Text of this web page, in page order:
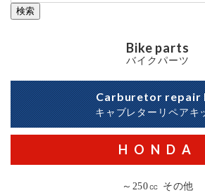
検索
Bike parts
バイクパーツ
Carburetor repair
キャブレターリペアキ
HONDA
～250㏄ その他